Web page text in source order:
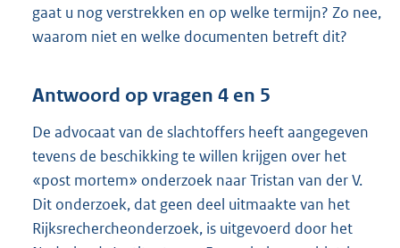
gaat u nog verstrekken en op welke termijn? Zo nee,
waarom niet en welke documenten betreft dit?
Antwoord op vragen 4 en 5
De advocaat van de slachtoffers heeft aangegeven
tevens de beschikking te willen krijgen over het
«post mortem» onderzoek naar Tristan van der V.
Dit onderzoek, dat geen deel uitmaakte van het
Rijksrechercheonderzoek, is uitgevoerd door het